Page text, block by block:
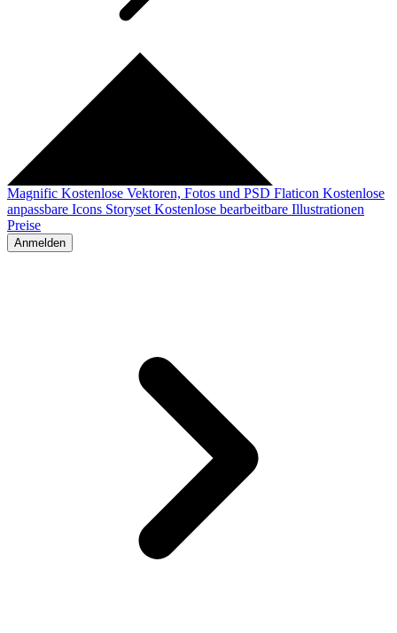
Magnific Kostenlose Vektoren, Fotos und PSD Flaticon Kostenlose
anpassbare Icons Storyset Kostenlose bearbeitbare Illustrationen
Preise
Anmelden